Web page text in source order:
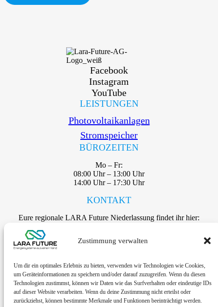
Zustimmung verwalten
Um dir ein optimales Erlebnis zu bieten, verwenden wir Technologien wie Cookies,
um Geräteinformationen zu speichern und/oder darauf zuzugreifen. Wenn du diesen
Technologien zustimmst, können wir Daten wie das Surfverhalten oder eindeutige IDs
auf dieser Website verarbeiten. Wenn du deine Zustimmung nicht erteilst oder
zurückziehst, können bestimmte Merkmale und Funktionen beeinträchtigt werden.
Facebook
Instagram
YouTube
LEISTUNGEN
Photovoltaikanlagen
Stromspeicher
BÜROZEITEN
Mo – Fr:
08:00 Uhr – 13:00 Uhr
14:00 Uhr – 17:30 Uhr
KONTAKT
Eure regionale LARA Future Niederlassung findet ihr hier: